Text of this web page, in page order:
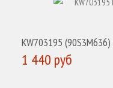
KW703195
1 440 руб